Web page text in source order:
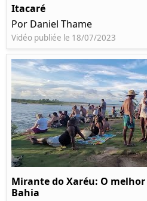
Itacaré
Por Daniel Thame
Vidéo publiée le 18/07/2023
Mirante do Xaréu: O
Bahia